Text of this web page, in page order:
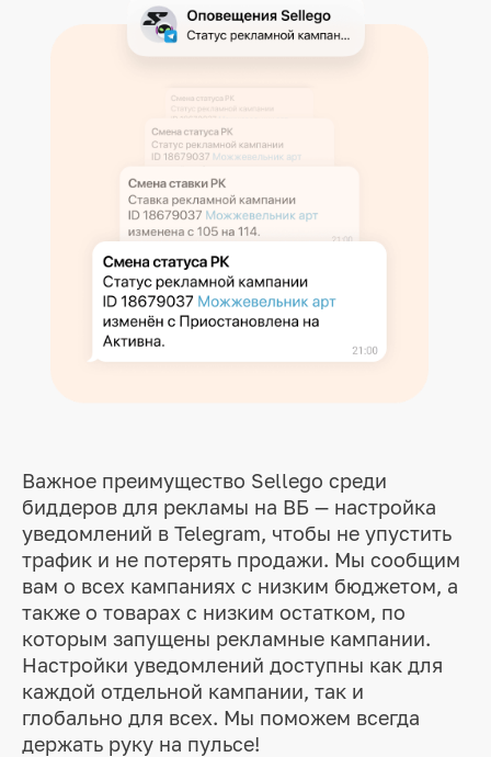
Важное преимущество Sellego среди
биддеров для рекламы на ВБ — настройка
уведомлений в Telegram, чтобы не упустить
трафик и не потерять продажи. Мы сообщим
вам о всех кампаниях с низким бюджетом, а
также о товарах с низким остатком, по
которым запущены рекламные кампании.
Настройки уведомлений доступны как для
каждой отдельной кампании, так и
глобально для всех. Мы поможем всегда
держать руку на пульсе!